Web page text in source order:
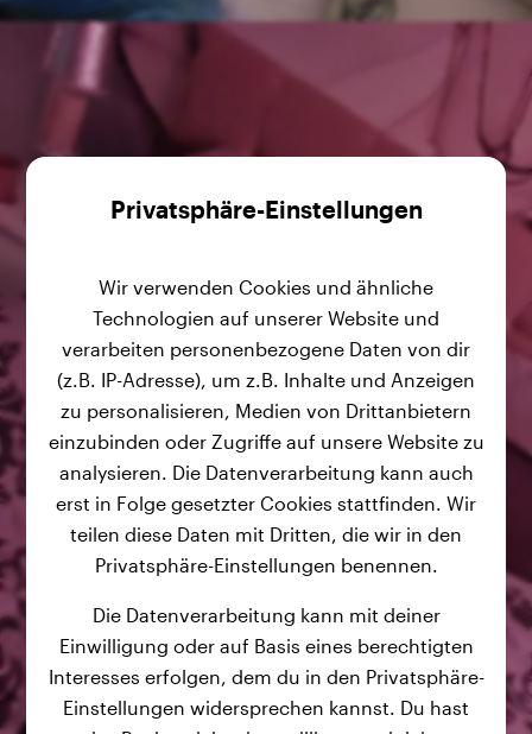
Privatsphäre-Einstellungen
Wir verwenden Cookies und ähnliche
Technologien auf unserer Website und
verarbeiten personenbezogene Daten von dir
(z.B. IP-Adresse), um z.B. Inhalte und Anzeigen
zu personalisieren, Medien von Drittanbietern
einzubinden oder Zugriffe auf unsere Website zu
analysieren. Die Datenverarbeitung kann auch
erst in Folge gesetzter Cookies stattfinden. Wir
teilen diese Daten mit Dritten, die wir in den
Privatsphäre-Einstellungen benennen.
Die Datenverarbeitung kann mit deiner
Einwilligung oder auf Basis eines berechtigten
Interesses erfolgen, dem du in den Privatsphäre-
Einstellungen widersprechen kannst. Du hast